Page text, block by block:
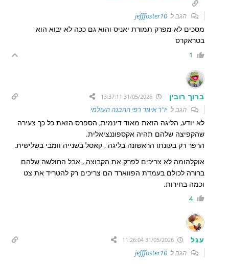
הגב לjefffoster10
מסכים לא מפרק תמורת יאניס והוא גם ככה לא יבוא הוא
בטראקרס
1
ברוך רובין 31/05/2026 13:37:11
הגב ליו"ר איגוד רפי ההבנה העולמי
לא יודע, הליגה הזאת מאוד דינמית, הספרס הזאת כל כך צעירה
שהקפיצה שלהם תהיה אקספוננציאלית.
הרפר רק בעונתו הראשונה בליגה , קאסל בשנייה וומבי בשלישית.
אוקלהומה לא צריכים לפרק את הקבוצה , אבל החולשה שלהם
ברורה לכולם בעמדת הפווארד הם צריכים רק להטריד את צט
וכמה בחירות.
4
עגל
הגב לjefffoster10